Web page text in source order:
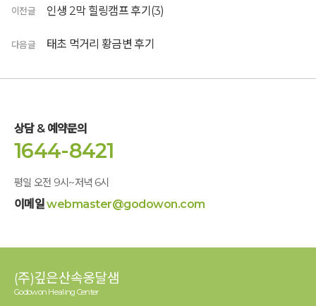
이전글 인생 2막 힐링캠프 후기(3)
태초 먹거리 황금변 후기
다음글
상담 & 예약문의
1644-8421
평일 오전 9시~저녁 6시
이메일webmaster@godowon.com
(주)깊은산속옹달샘
Godowon Healing Center